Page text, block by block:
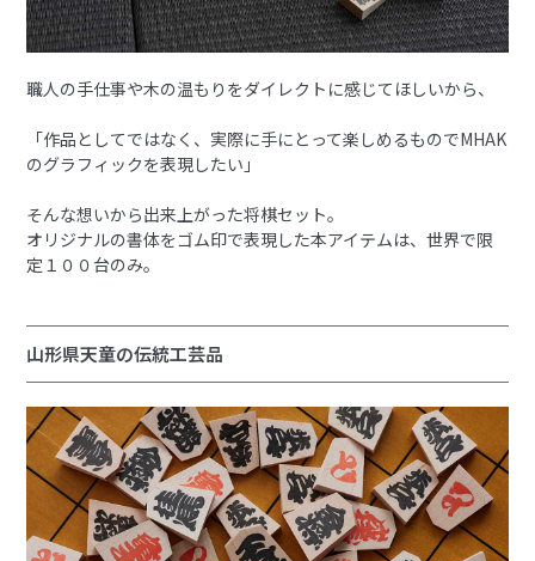
職人の手仕事や木の温もりをダイレクトに感じてほしいから、
「作品としてではなく、実際に手にとって楽しめるものでMHAK
のグラフィックを表現したい」
そんな想いから出来上がった将棋セット。
オリジナルの書体をゴム印で表現した本アイテムは、世界で限
定１００台のみ。
山形県天童の伝統工芸品